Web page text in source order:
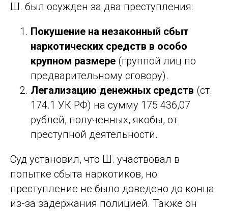
Ш. был осужден за два преступления:
Покушение на незаконный сбыт
наркотических средств в особо
крупном размере (группой лиц по
предварительному сговору).
Легализацию денежных средств (ст.
174.1 УК РФ) на сумму 175 436,07
рублей, полученных, якобы, от
преступной деятельности.
Суд установил, что Ш. участвовал в
попытке сбыта наркотиков, но
преступление не было доведено до конца
из-за задержания полицией. Также он